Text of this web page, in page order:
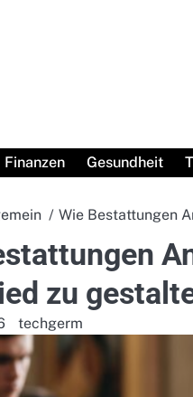
Finanzen Gesundheit
Wie Bestattungen
zu
techgerm